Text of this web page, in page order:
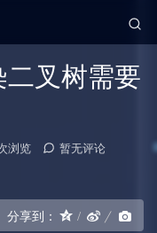
二叉树需要
浏览
暂无评论
分享到：